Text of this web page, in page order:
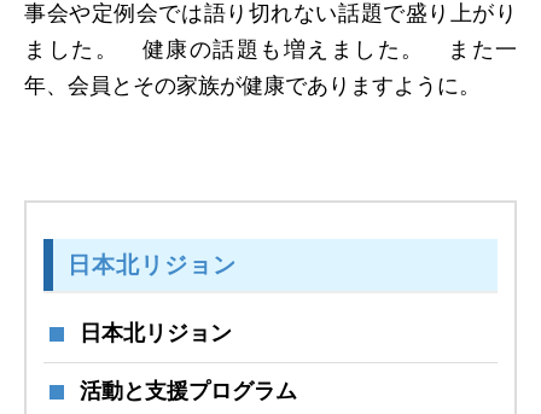
事会や定例会では語り切れない話題で盛り上がり
ました。 健康の話題も増えました。 また一
年、会員とその家族が健康でありますように。
日本北リジョン
日本北リジョン
活動と支援プログラム